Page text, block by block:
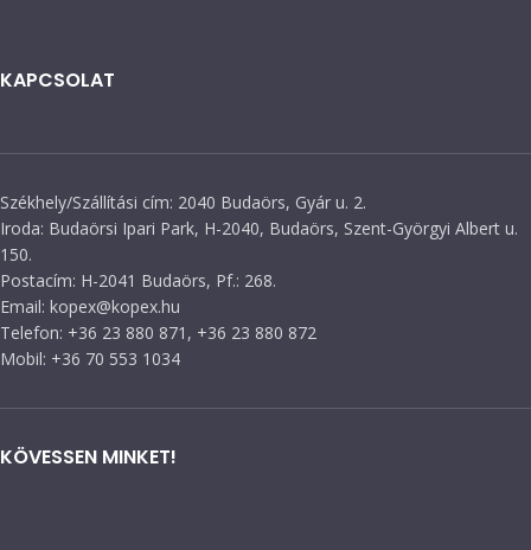
KAPCSOLAT
Székhely/Szállítási cím: 2040 Budaörs, Gyár u. 2.
Iroda: Budaörsi Ipari Park, H-2040, Budaörs, Szent-Györgyi Albert u.
150.
Postacím: H-2041 Budaörs, Pf.: 268.
Email: kopex@kopex.hu
Telefon: +36 23 880 871, +36 23 880 872
Mobil: +36 70 553 1034
KÖVESSEN MINKET!